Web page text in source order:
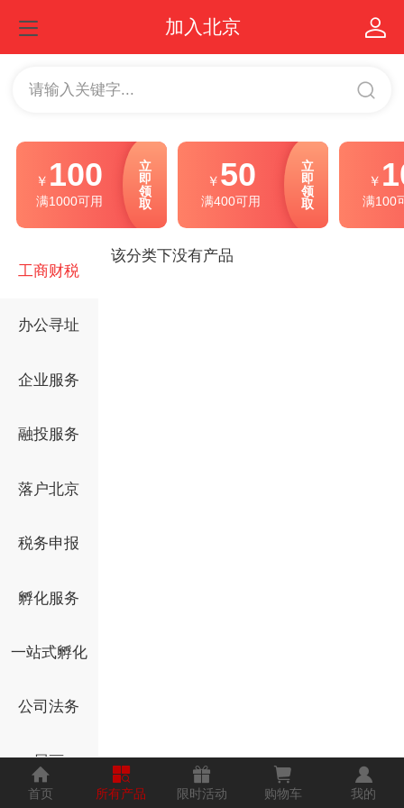
加入北京
请输入关键字...
￥ 100
满1000可用
立
即
领
取
￥ 50
满400可用
立
即
领
取
￥
满100
工商财税
办公寻址
企业服务
融投服务
落户北京
税务申报
孵化服务
一站式孵化
公司法务
展画
该分类下没有产品
首页 所有产品 限时活动 购物车 我的